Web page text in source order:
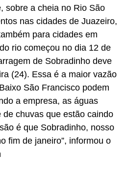
sobre a cheia no Rio São
nas cidades de Juazeiro,
para cidades em
rio começou no dia 12 de
de Sobradinho deve
(24). Essa é a maior vazão
São Francisco podem
a empresa, as águas
chuvas que estão caindo
é que Sobradinho, nosso
fim de janeiro”, informou o